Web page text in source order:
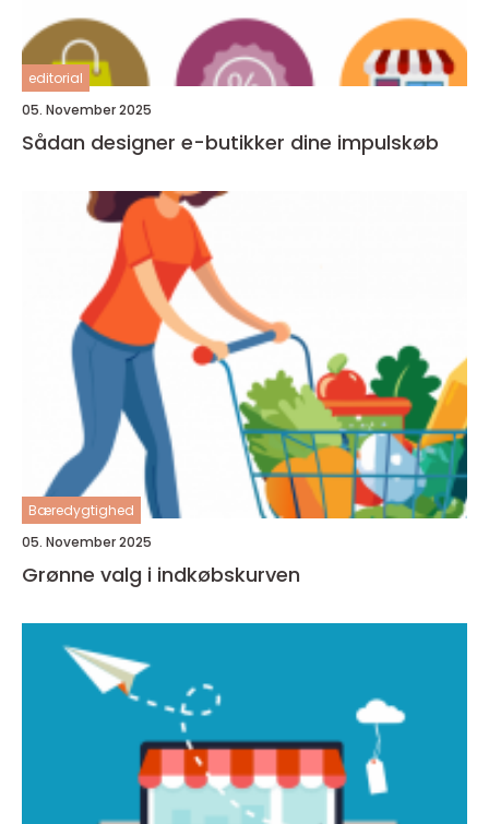
editorial
05. November 2025
Sådan designer e-butikker dine impulskøb
Bæredygtighed
05. November 2025
Grønne valg i indkøbskurven